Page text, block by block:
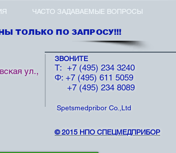
ЧАСТО ЗАДАВАЕМЫЕ ВОПРОСЫ
ТОЛЬКО ПО ЗАПРОСУ!!!
ул.,
ЗВОНИТЕ
T: +7 (495) 234 3240
Ф: +7 (495) 611 5059
+7 (495) 234 8089
Spetsmedpribor Co.,Ltd
©2015 НПО СПЕЦМЕДПРИБОР